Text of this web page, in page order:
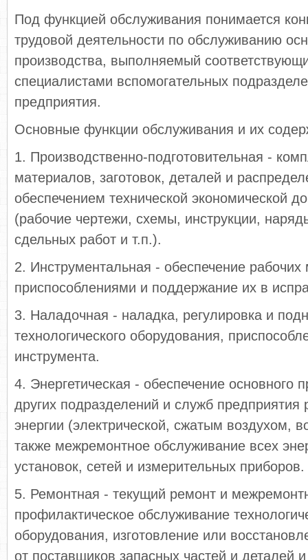
Под функцией обслуживания понимается
трудовой деятельности по обслуживанию
производства, выполняемый
специалистами вспомогательных
предприятия.
Основные функции обслуживания и их
1. Производственно-подготовительная -
материалов, заготовок, деталей и
обеспечением технической экономической
(рабочие чертежи, схемы, инструкции,
сдельных работ и т.п.).
2. Инструментальная - обеспечение
приспособлениями и поддержание их в
3. Наладочная - наладка, регулировка и
технологического оборудования,
инструмента.
4. Энергетическая - обеспечение основного
других подразделений и служб
энергии (электрической, сжатым воздухом,
также межремонтное обслуживание всех
установок, сетей и измерительных приборов.
5. Ремонтная - текущий ремонт и
профилактическое обслуживание
оборудования, изготовление или
от поставщиков запасных частей и деталей